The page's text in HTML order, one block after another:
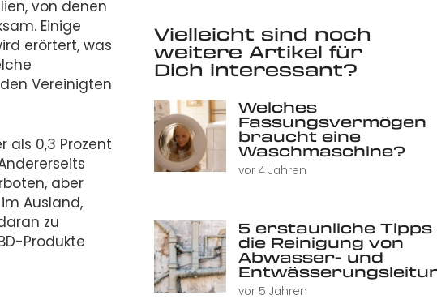
von denen
Einige
erörtert, was
Vereinigten
als 0,3 Prozent
aber
Ausland,
zu
Produkte
Vielleicht sind noch
weitere Artikel für
Dich interessant?
Welches
Fassungsvermögen
braucht eine
Waschmaschine?
vor 4 Jahren
5 erstaunliche
die Reinigung von
Abwasser- und
vor 5 Jahren